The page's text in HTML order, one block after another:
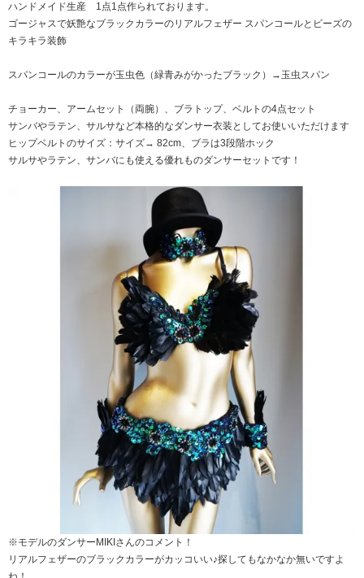
ハンドメイド生産 1点1点作られております。
ゴージャスで妖艶なブラックカラーのリアルフェザー スパンコールとビーズの
キラキラ装飾
スパンコールのカラーが玉虫色（緑青みがかったブラック）→玉虫スパン
チョーカー、アームセット（両腕）、ブラトップ、ベルトの4点セット
サンバやラテン、サルサなど本格的なダンサー衣装としてお使いいただけます
ヒップベルトのサイズ：サイズ→ 82cm、ブラは3段階ホック
サルサやラテン、サンバにも使える優れものダンサーセットです！
※モデルのダンサーMIKIさんのコメント！
リアルフェザーのブラックカラーがカッコいい♪探してもなかなか無いですよ